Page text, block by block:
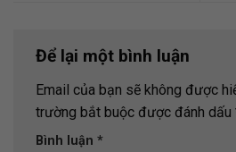
Để lại một bình luận
Email của bạn sẽ không được
trường bắt buộc được đánh dấu
Bình luận *